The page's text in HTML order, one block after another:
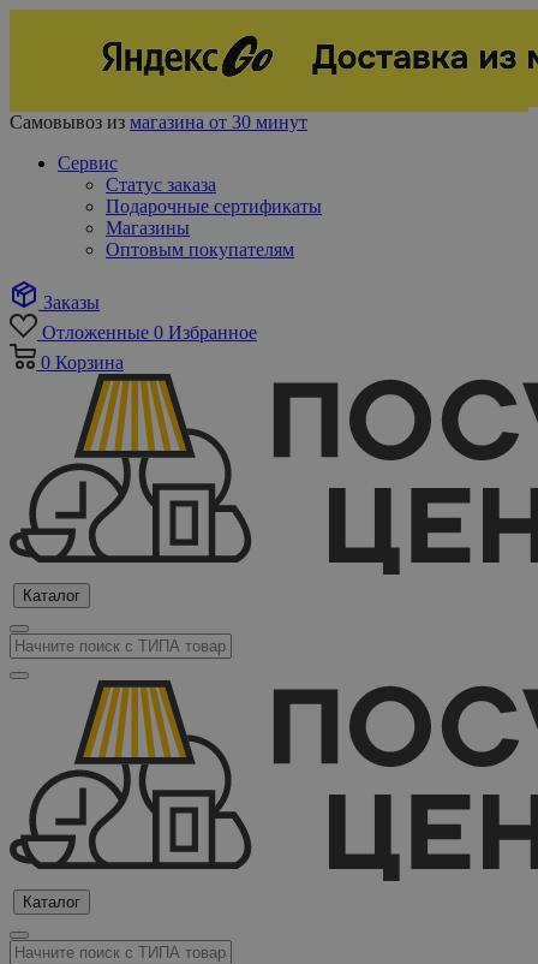
Самовывоз из магазина от 30 минут
Сервис
Статус заказа
Подарочные сертификаты
Магазины
Оптовым покупателям
Заказы
Отложенные 0 Избранное
0 Корзина
Каталог
Каталог